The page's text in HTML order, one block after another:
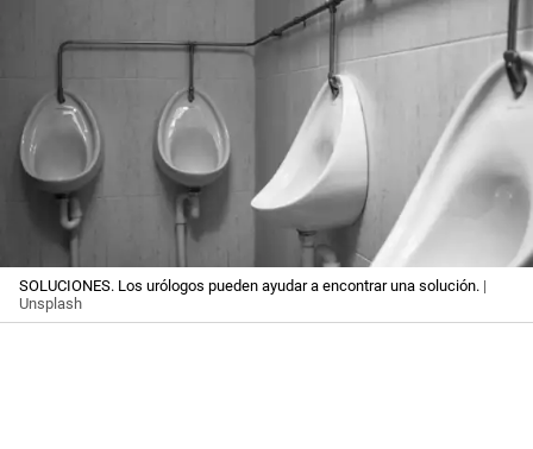
SOLUCIONES. Los urólogos pueden ayudar a encontrar una solución. |
Unsplash